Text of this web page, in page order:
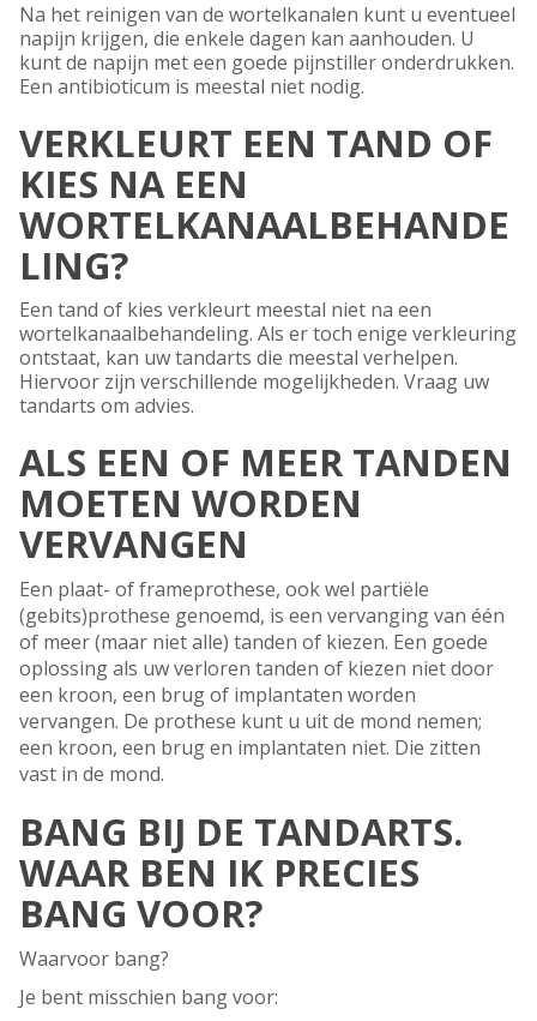
Na het reinigen van de wortelkanalen kunt u eventueel
napijn krijgen, die enkele dagen kan aanhouden. U
kunt de napijn met een goede pijnstiller onderdrukken.
Een antibioticum is meestal niet nodig.
VERKLEURT EEN TAND OF
KIES NA EEN
WORTELKANAALBEHANDE
LING?
Een tand of kies verkleurt meestal niet na een
wortelkanaalbehandeling. Als er toch enige verkleuring
ontstaat, kan uw tandarts die meestal verhelpen.
Hiervoor zijn verschillende mogelijkheden. Vraag uw
tandarts om advies.
ALS EEN OF MEER TANDEN
MOETEN WORDEN
VERVANGEN
Een plaat- of frameprothese, ook wel partiële
(gebits)prothese genoemd, is een vervanging van één
of meer (maar niet alle) tanden of kiezen. Een goede
oplossing als uw verloren tanden of kiezen niet door
een kroon, een brug of implantaten worden
vervangen. De prothese kunt u uit de mond nemen;
een kroon, een brug en implantaten niet. Die zitten
vast in de mond.
BANG BIJ DE TANDARTS.
WAAR BEN IK PRECIES
BANG VOOR?
Waarvoor bang?
Je bent misschien bang voor: